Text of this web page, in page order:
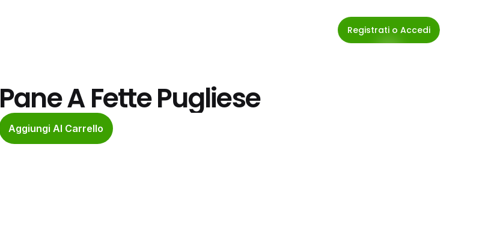
Registrati o Accedi
Pane A Fette Pugliese
Aggiungi Al Carrello